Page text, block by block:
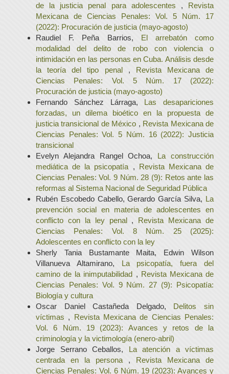
de la justicia penal para adolescentes ,
Revista
Mexicana de Ciencias Penales: Vol. 5 Núm. 17
(2022): Procuración de justicia (mayo-agosto)
Raudiel F. Peña Barrios,
El arrebatón como
modalidad del delito de robo con violencia o
intimidación en las personas en Cuba. Análisis desde
la teoría del tipo penal ,
Revista Mexicana de
Ciencias Penales: Vol. 5 Núm. 17 (2022):
Procuración de justicia (mayo-agosto)
Fernando Sánchez Lárraga,
Las desapariciones
forzadas, un dilema bioético en la propuesta de
justicia transicional de México , Revista Mexicana de
Ciencias Penales: Vol. 5 Núm. 16 (2022): Justicia
transicional
Evelyn Alejandra Rangel Ochoa,
La construcción
mediática de la psicopatía ,
Revista Mexicana de
Ciencias Penales: Vol. 9 Núm. 28 (9): Retos ante las
reformas al Sistema Nacional de Seguridad Pública
Rubén Escobedo Cabello, Gerardo García Silva, La
prevención social en materia de adolescentes en
conflicto con la ley penal ,
Revista Mexicana de
Ciencias Penales: Vol. 8 Núm. 25 (2025):
Adolescentes en conflicto con la ley
Sherly Tania Bustamante Maita, Edwin Wilson
Villanueva Altamirano,
La psicopatía, fuera del
camino de la inimputabilidad , Revista Mexicana de
Ciencias Penales: Vol. 9 Núm. 27 (9): Psicopatía:
Biología y cultura
Oscar Daniel Castañeda Delgado, Delitos sin
víctimas ,
Revista Mexicana de Ciencias Penales:
Vol. 6 Núm. 19 (2023): Avances y retos de la
criminología y la victimología (enero-abril)
Jorge Serrano Ceballos,
La atención a víctimas
centrada en la persona ,
Revista Mexicana de
Ciencias Penales: Vol. 6 Núm. 19 (2023): Avances y